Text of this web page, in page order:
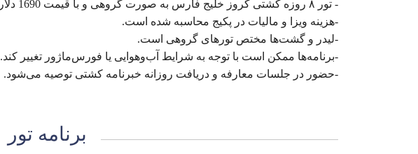
- تور ۸ روزه کشتی کروز خلیج فارس به صورت گروهی و با قیمت 1690 دلار نیز اجرا می‌شود.
-هزینه ویزا و مالیات در پکیج محاسبه شده است.
-لیدر و گشت‌ها مختص تورهای گروهی است.
-برنامه‌ها ممکن است با توجه به شرایط آب‌وهوایی یا فورس‌ماژور تغییر کند.
-حضور در جلسات معارفه و دریافت روزانه خبرنامه کشتی توصیه می‌شود.
برنامه تور